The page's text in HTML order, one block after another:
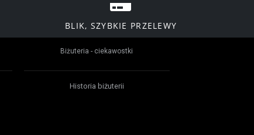
BLIK, SZYBKIE PRZELEWY
Biżuteria - ciekawostki
Historia biżuterii